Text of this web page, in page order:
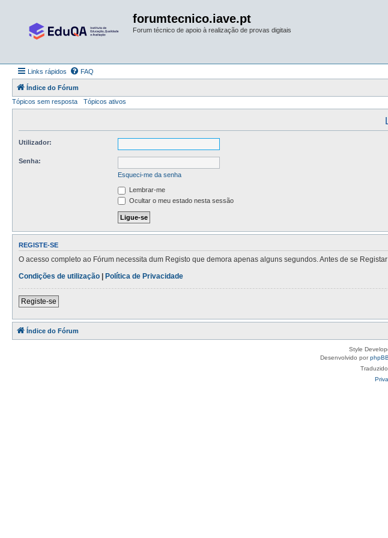
forumtecnico.iave.pt
Forum técnico de apoio à realização de provas digitais
Links rápidos FAQ
Índice do Fórum
Tópicos sem resposta
Tópicos ativos
Utilizador:
Senha:
Esqueci-me da senha
Lembrar-me
Ocultar o meu estado nesta sessão
REGISTE-SE
O acesso completo ao Fórum necessita dum Registo que demora apenas alguns segundos. Antes de se
Condições de utilização | Política de Privacidade
Registe-se
Índice do Fórum
Style
Desenvolvido porphpBB